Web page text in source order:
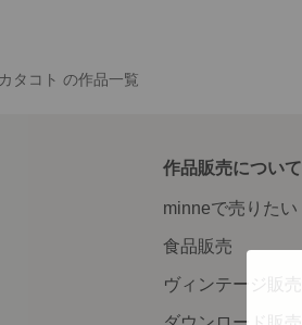
カタコト の作品一覧
作品販売について
minneで売りたい
食品販売
ヴィンテージ販売